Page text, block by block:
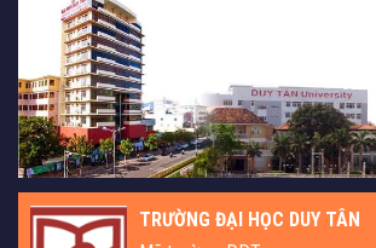
TRƯỜNG ĐẠI HỌC DUY TÂN